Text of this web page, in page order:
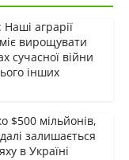
аграрії
вирощувати
сучасної війни
інших
$500 мільйонів,
залишається
в Україні